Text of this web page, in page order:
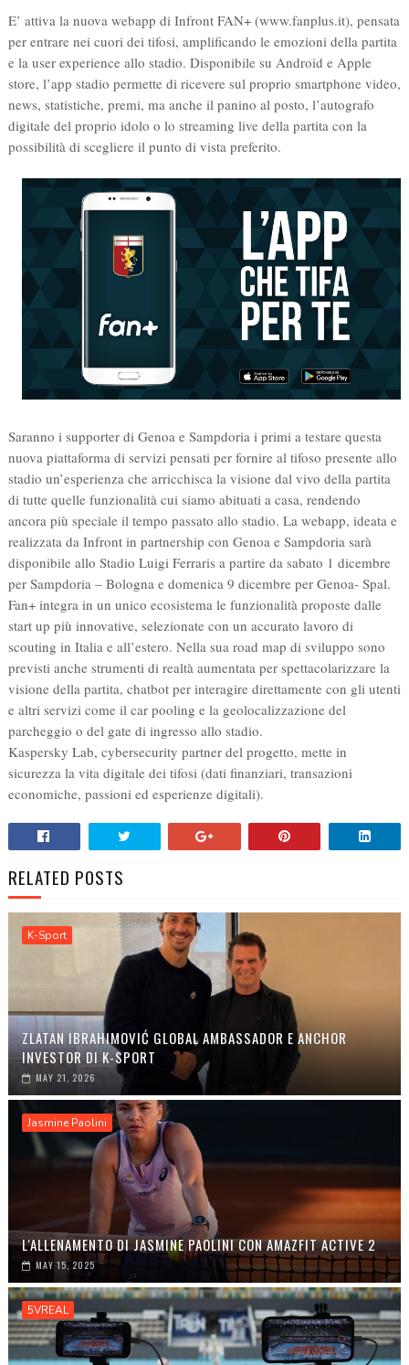
E’ attiva la nuova webapp di Infront FAN+ (www.fanplus.it), pensata
per entrare nei cuori dei tifosi, amplificando le emozioni della partita
e la user experience allo stadio. Disponibile su Android e Apple
store, l’app stadio permette di ricevere sul proprio smartphone video,
news, statistiche, premi, ma anche il panino al posto, l’autografo
digitale del proprio idolo o lo streaming live della partita con la
possibilità di scegliere il punto di vista preferito.
Saranno i supporter di Genoa e Sampdoria i primi a testare questa
nuova piattaforma di servizi pensati per fornire al tifoso presente allo
stadio un’esperienza che arricchisca la visione dal vivo della partita
di tutte quelle funzionalità cui siamo abituati a casa, rendendo
ancora più speciale il tempo passato allo stadio. La webapp, ideata e
realizzata da Infront in partnership con Genoa e Sampdoria sarà
disponibile allo Stadio Luigi Ferraris a partire da sabato 1 dicembre
per Sampdoria – Bologna e domenica 9 dicembre per Genoa- Spal.
Fan+ integra in un unico ecosistema le funzionalità proposte dalle
start up più innovative, selezionate con un accurato lavoro di
scouting in Italia e all’estero. Nella sua road map di sviluppo sono
previsti anche strumenti di realtà aumentata per spettacolarizzare la
visione della partita, chatbot per interagire direttamente con gli utenti
e altri servizi come il car pooling e la geolocalizzazione del
parcheggio o del gate di ingresso allo stadio.
Kaspersky Lab, cybersecurity partner del progetto, mette in
sicurezza la vita digitale dei tifosi (dati finanziari, transazioni
economiche, passioni ed esperienze digitali).
RELATED POSTS
K-Sport
ZLATAN IBRAHIMOVIĆ GLOBAL AMBASSADOR E ANCHOR
INVESTOR DI K-SPORT
MAY 21, 2026
Jasmine Paolini
L'ALLENAMENTO DI JASMINE PAOLINI CON AMAZFIT ACTIVE 2
MAY 15, 2025
5VREAL